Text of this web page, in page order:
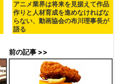
アニメ業界は将来を見据えて作品
作りと人材育成を進めなければな
らない、動画協会の布川理事長が
語る
前の記事 >>